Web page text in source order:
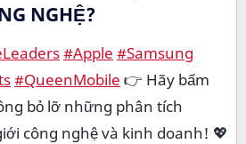
NGHỆ?
#Apple #Samsung
#QueenMobile 👉 Hãy bấm
bỏ lỡ những phân tích
công nghệ và kinh doanh! 💖